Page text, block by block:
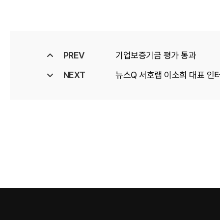
PREV
기업보증기금 평가 통과
NEXT
뉴스Q 서호랩 이소희 대표 인